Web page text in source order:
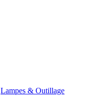
Lampes & Outillage